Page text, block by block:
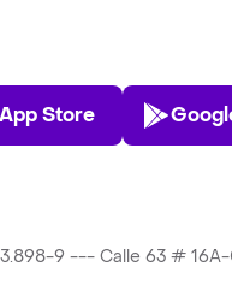
App Store
App Store
9 --- Calle 63 #